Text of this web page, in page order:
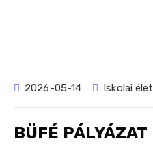
2026-05-14 Iskolai élet
BÜFÉ PÁLYÁZAT